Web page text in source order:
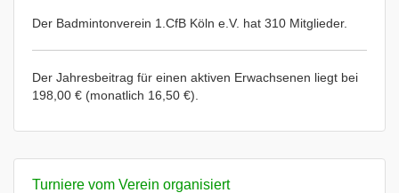
Der Badmintonverein 1.CfB Köln e.V. hat 310 Mitglieder.
Der Jahresbeitrag für einen aktiven Erwachsenen liegt bei
198,00 € (monatlich 16,50 €).
Turniere vom Verein organisiert